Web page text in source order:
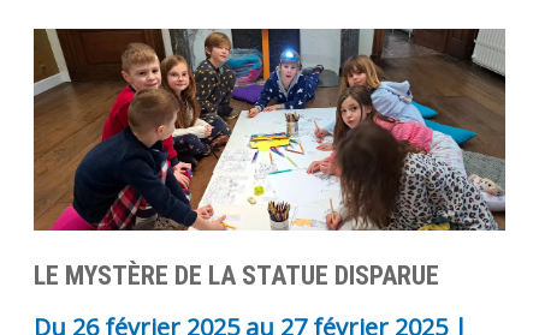
LE MYSTÈRE DE LA STATUE DISPARUE
Du 26 février 2025au 27 février 2025|